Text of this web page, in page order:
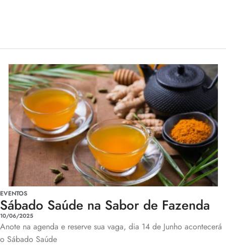
EVENTOS
Sábado Saúde na Sabor de Fazenda
10/06/2025
Anote na agenda e reserve sua vaga, dia 14 de Junho acontecerá
o Sábado Saúde